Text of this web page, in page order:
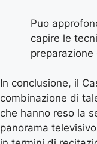
Puo
capire le
In conclusione, il
combinazione di
che hanno reso la
panorama